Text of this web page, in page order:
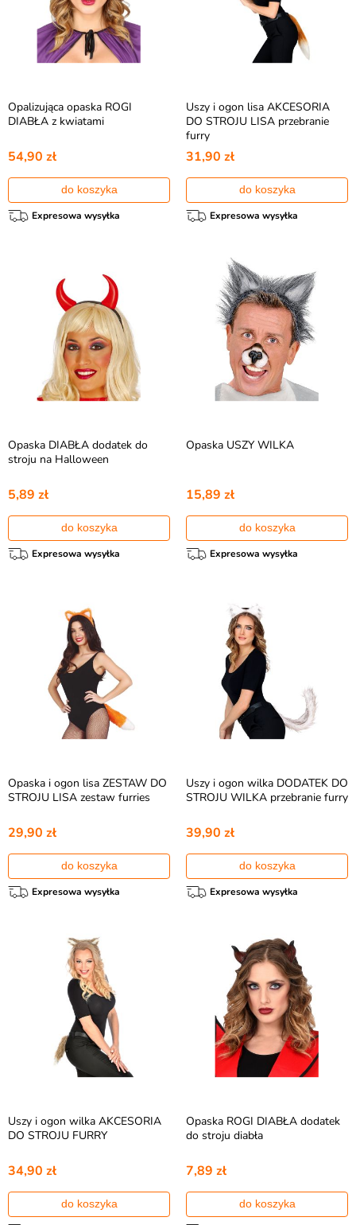
Opalizująca opaska ROGI
DIABŁA z kwiatami
54,90 zł
do koszyka
Expresowa wysyłka
Uszy i ogon lisa AKCESORIA
DO STROJU LISA przebranie
furry
31,90 zł
do koszyka
Expresowa wysyłka
Opaska DIABŁA dodatek do
stroju na Halloween
5,89 zł
do koszyka
Expresowa wysyłka
Opaska USZY WILKA
15,89 zł
do koszyka
Expresowa wysyłka
Opaska i ogon lisa ZESTAW DO
STROJU LISA zestaw furries
29,90 zł
do koszyka
Expresowa wysyłka
Uszy i ogon wilka DODATEK DO
STROJU WILKA przebranie furry
39,90 zł
do koszyka
Expresowa wysyłka
Uszy i ogon wilka AKCESORIA
DO STROJU FURRY
34,90 zł
do koszyka
Opaska ROGI DIABŁA dodatek
do stroju diabła
7,89 zł
do koszyka